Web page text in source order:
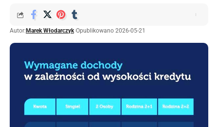
Autor: Marek Włodarczyk Opublikowano 2026-05-21